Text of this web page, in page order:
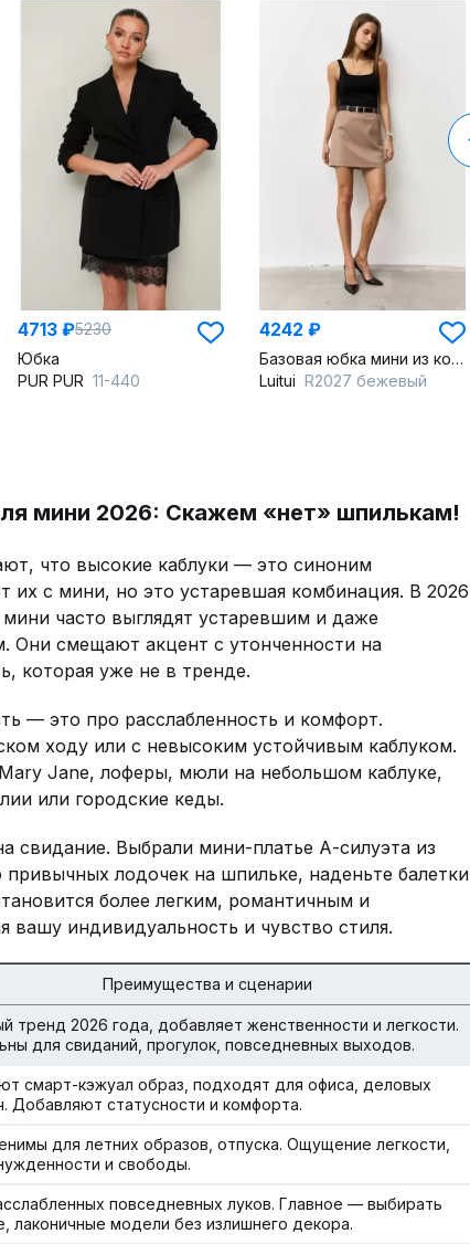
4713 ₽5230
Юбка
PUR PUR 11-440
4242 ₽
Базовая юбка мини из костюмной ткани на подкладке
Luitui R2027 бежевый
мини 2026: Скажем «нет» шпилькам!
что высокие каблуки — это синоним
их с мини, но это устаревшая комбинация. В 2026
часто выглядят устаревшим и даже
Они смещают акцент с утонченности на
которая уже не в тренде.
— это про расслабленность и комфорт.
ходу или с невысоким устойчивым каблуком.
Jane, лоферы, мюли на небольшом каблуке,
или городские кеды.
свидание. Выбрали мини-платье А-силуэта из
привычных лодочек на шпильке, наденьте балетки
более легким, романтичным и
вашу индивидуальность и чувство стиля.
Преимущества и сценарии
тренд 2026 года, добавляет женственности и легкости.
для свиданий, прогулок, повседневных выходов.
смарт-кэжуал образ, подходят для офиса, деловых
Добавляют статусности и комфорта.
для летних образов, отпуска. Ощущение легкости,
и свободы.
повседневных луков. Главное — выбирать
лаконичные модели без излишнего декора.